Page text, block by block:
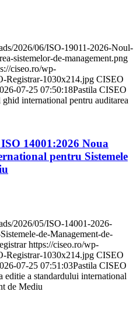
2026/06/ISO-19011-2026-Noul-
sistemelor-de-management.png
ciseo.ro/wp-
Registrar-1030x214.jpg CISEO
07-25 07:50:18Pastila CISEO
international pentru auditarea
14001:2026 Noua
pentru Sistemele
2026/05/ISO-14001-2026-
de-Management-de-
https://ciseo.ro/wp-
Registrar-1030x214.jpg CISEO
07-25 07:51:03Pastila CISEO
a standardului international
de Mediu